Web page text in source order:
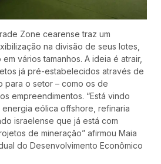
Zone cearense traz um
na divisão de seus lotes,
vários tamanhos. A ideia é atrair,
já pré-estabelecidos através de
para o setor – como os de
empreendimentos. “Está vindo
eólica offshore, refinaria
israelense que já está com
de mineração” afirmou Maia
do Desenvolvimento Econômico